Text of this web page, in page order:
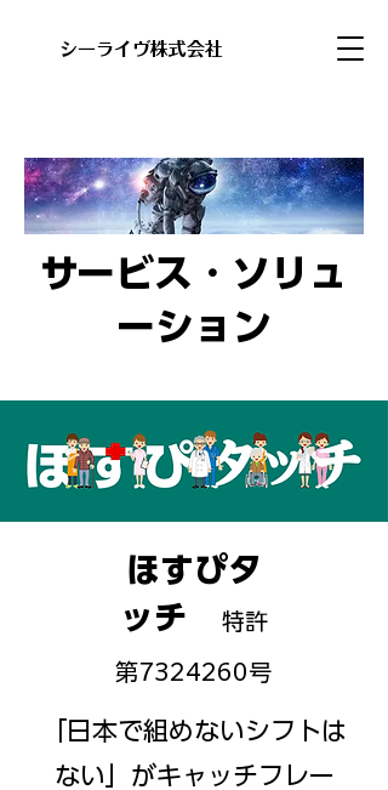
​シーライヴ株式会社
​サービス・ソリュ
ーション
ほすぴタ
ッチ
特許
第7324260号
「日本で組めないシフトは
ない」がキャッチフレー